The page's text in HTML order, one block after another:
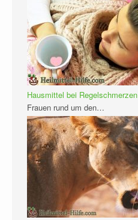
Hausmittel bei Regelschmerzen
Frauen rund um den…